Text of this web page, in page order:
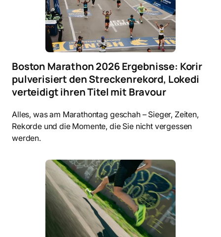
Boston Marathon 2026 Ergebnisse: Korir
pulverisiert den Streckenrekord, Lokedi
verteidigt ihren Titel mit Bravour
Alles, was am Marathontag geschah – Sieger, Zeiten,
Rekorde und die Momente, die Sie nicht vergessen
werden.